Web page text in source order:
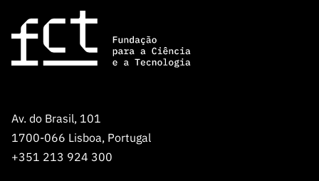
Av. do Brasil, 101
1700-066 Lisboa, Portugal
+351 213 924 300